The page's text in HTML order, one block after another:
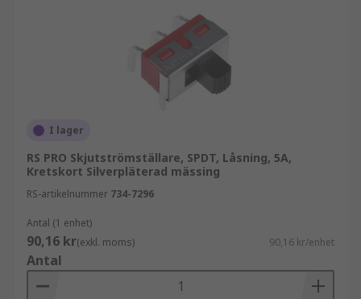
I lager
RS PRO Skjutströmställare, SPDT, Låsning, 5A,
Kretskort Silverpläterad mässing
RS-artikelnummer 734-7296
Antal (1 enhet)
90,16 kr(exkl. moms) 90,16 kr/enhet
Antal